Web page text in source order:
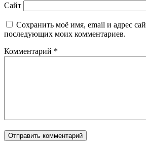
Сайт
Сохранить моё имя, email и адрес
последующих моих комментариев.
Комментарий *